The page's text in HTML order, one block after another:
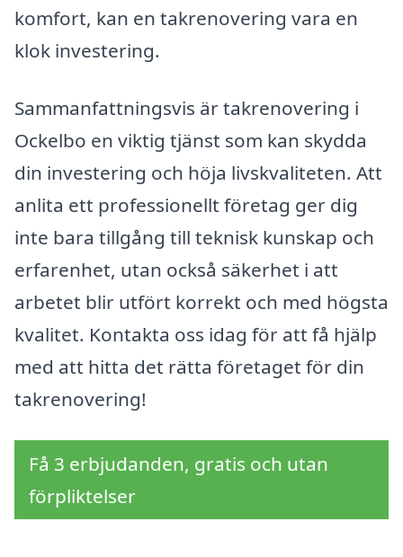
komfort, kan en takrenovering vara en
klok investering.
Sammanfattningsvis är takrenovering i
Ockelbo en viktig tjänst som kan skydda
din investering och höja livskvaliteten. Att
anlita ett professionellt företag ger dig
inte bara tillgång till teknisk kunskap och
erfarenhet, utan också säkerhet i att
arbetet blir utfört korrekt och med högsta
kvalitet. Kontakta oss idag för att få hjälp
med att hitta det rätta företaget för din
takrenovering!
Få 3 erbjudanden, gratis och utan
förpliktelser